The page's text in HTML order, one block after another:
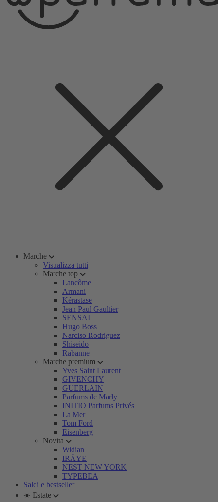
Marche
Visualizza tutti
Marche top
Lancôme
Armani
Kérastase
Jean Paul Gaultier
SENSAI
Hugo Boss
Narciso Rodriguez
Shiseido
Rabanne
Marche premium
Yves Saint Laurent
GIVENCHY
GUERLAIN
Parfums de Marly
INITIO Parfums Privés
La Mer
Tom Ford
Eisenberg
Novita
Widian
IRÄYE
NEST NEW YORK
TYPEBEA
Saldi e bestseller
☀️ Estate